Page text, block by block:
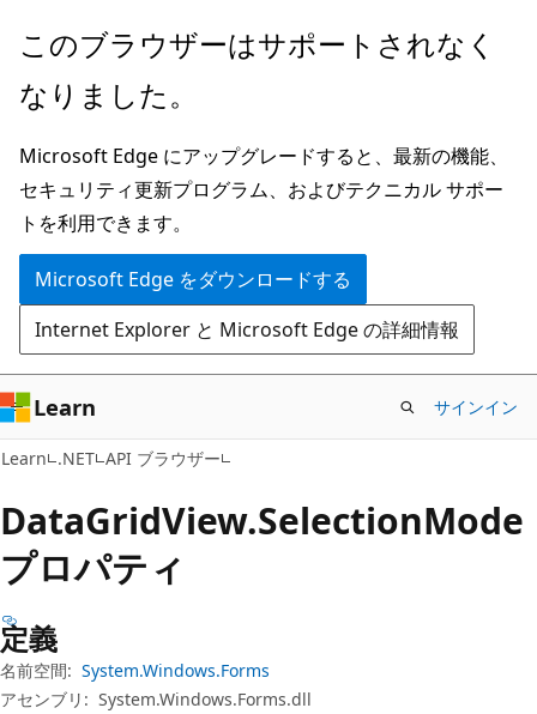
メ
ン
ン
テ
ン
ツ
に
ス
キ
ッ
プ
ペ
ジ
ナ
ビ
ゲ
ー
シ
ョ
ン
に
ス
キ
ッ
プ
このブラウザーはサポートされなく
なりました。
Microsoft Edge にアップグレードすると、最新の機能、
セキュリティ更新プログラム、およびテクニカル サポー
トを利用できます。
Microsoft Edge をダウンロードする
Internet Explorer と Microsoft Edge の詳細情報
Learn サインイン
Learn .NET API ブラウザー
DataGridView.SelectionMode
プロパティ
定義
名前空間: System.Windows.Forms
アセンブリ: System.Windows.Forms.dll